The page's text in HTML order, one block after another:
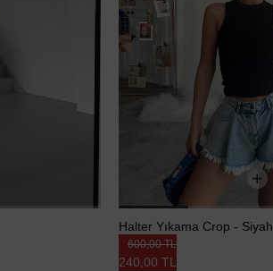
Halter Yıkama Crop - Siyah
240,00 TL
600,00 TL